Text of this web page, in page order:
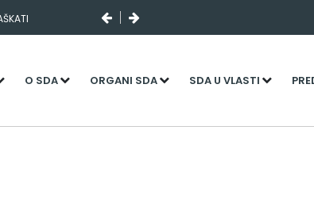
O SDA ORGANI SDA SDA U VLASTI